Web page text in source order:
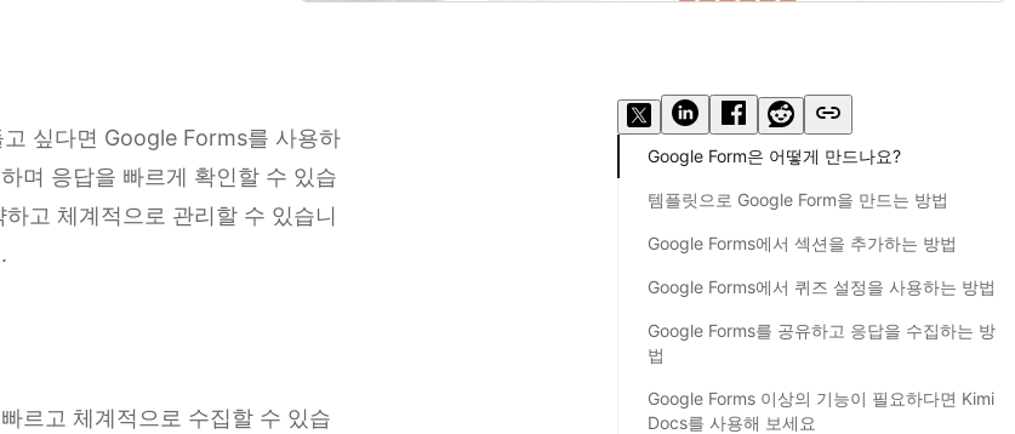
싶다면 Google Forms를 사용하
며 응답을 빠르게 확인할 수 있습
고 체계적으로 관리할 수 있습니
르고 체계적으로 수집할 수 있습
Google Form은 어떻게 만드나요?
템플릿으로 Google Form을 만드는 방법
Google Forms에서 섹션을 추가하는 방법
Google Forms에서 퀴즈 설정을 사용하는 방법
Google Forms를 공유하고 응답을 수집하는 방
법
Google Forms 이상의 기능이 필요하다면 Kimi
Docs를 사용해 보세요